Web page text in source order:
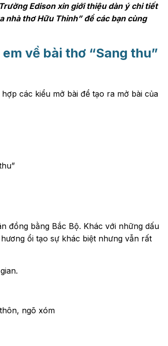
Edison xin giới thiệu dàn ý chi tiết
nhà thơ Hữu Thỉnh” để các bạn cùng
về bài thơ “Sang thu”
các kiểu mở bài để tạo ra mở bài của
đồng bằng Bắc Bộ. Khác với những dấu
ổi tạo sự khác biệt nhưng vẫn rất
ngõ xóm